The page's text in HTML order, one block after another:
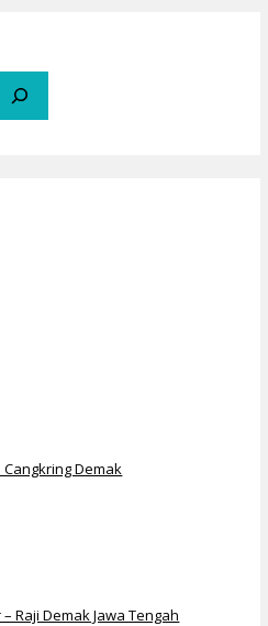
Cangkring Demak
Raji Demak Jawa Tengah